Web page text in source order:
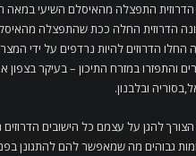
הדרוזית החלה ככת שהתפצלה
החלו הדרוזים להיות נרדפים על ידי
והתפזרו במזרח התיכון – בעיקר בצפון
ובלבנון.
להגן על עצמם כל הישובים
גבוהים מה שמאפשר להם להתגונן